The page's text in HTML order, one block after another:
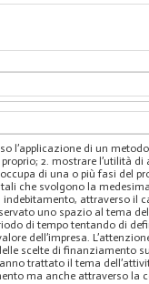
l’applicazione di un
2. mostrare l’utilità
di una o più fasi
che svolgono la
attraverso il
uno spazio al tema
di tempo tentando di
dell’impresa.
scelte di
trattato il tema
ma anche attraverso